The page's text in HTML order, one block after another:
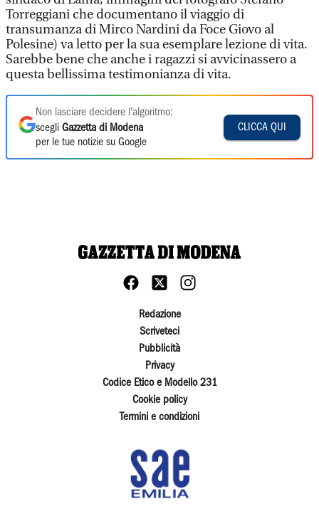
Torreggiani che documentano il viaggio di
transumanza di Mirco Nardini da Foce Giovo al
Polesine) va letto per la sua esemplare lezione di vita.
Sarebbe bene che anche i ragazzi si avvicinassero a
questa bellissima testimonianza di vita.
Non lasciare decidere l'algoritmo:
scegli Gazzetta di Modena
per le tue notizie su Google
CLICCA QUI
Redazione
Scriveteci
Pubblicità
Privacy
Codice Etico e Modello 231
Cookie policy
Termini e condizioni